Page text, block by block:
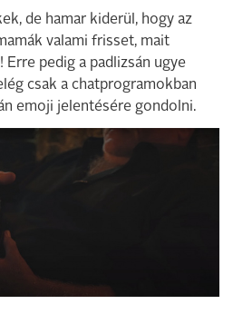
de hamar kiderül, hogy az
valami frisset, mait
Erre pedig a padlizsán ugye
csak a chatprogramokban
emoji jelentésére gondolni.